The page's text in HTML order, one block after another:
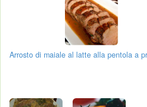
Arrosto di maiale al latte alla pentola a